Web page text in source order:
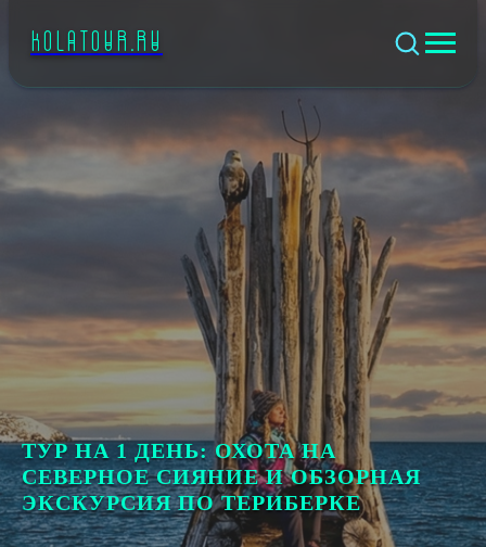
KOLATOUR.RU
ТУР НА 1 ДЕНЬ: ОХОТА НА
СЕВЕРНОЕ СИЯНИЕ И ОБЗОРНАЯ
ЭКСКУРСИЯ ПО ТЕРИБЕРКЕ